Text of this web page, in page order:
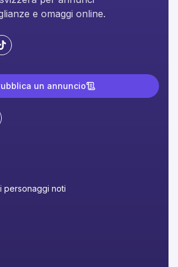
e omaggi online.
un annuncio
personaggi noti